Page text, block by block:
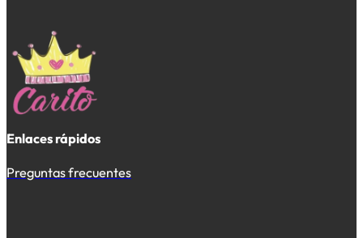
Enlaces rápidos
Preguntas frecuentes